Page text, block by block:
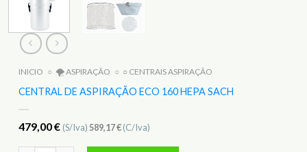
INICIO ○ 🌪️ ASPIRAÇÃO ○ ○ CENTRAIS ASPIRAÇÃO
CENTRAL DE ASPIRAÇÃO ECO 160 HEPA SACH
479,00€ (S/Iva)589,17€(C/Iva)